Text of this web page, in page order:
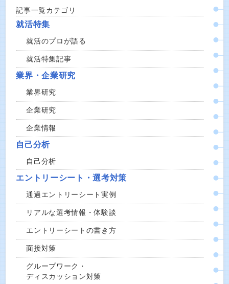
記事一覧カテゴリ
就活特集
就活のプロが語る
就活特集記事
業界・企業研究
業界研究
企業研究
企業情報
自己分析
自己分析
エントリーシート・選考対策
通過エントリーシート実例
リアルな選考情報・体験談
エントリーシートの書き方
面接対策
グループワーク・
ディスカッション対策